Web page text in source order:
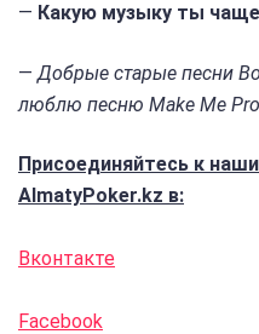
— Какую музыку ты
— Добрые старые песни
люблю песню Make Me
Присоединяйтесь к
AlmatyPoker.kz в:
Вконтакте
Facebook